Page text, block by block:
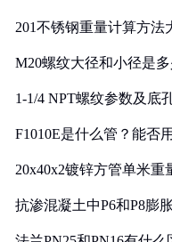
201不锈钢重量计算方法
M20螺纹大径和小径是
1-1/4 NPT螺纹参数及底
F1010E是什么管？能否
20x40x2镀锌方管单米重
抗渗混凝土中P6和P8膨